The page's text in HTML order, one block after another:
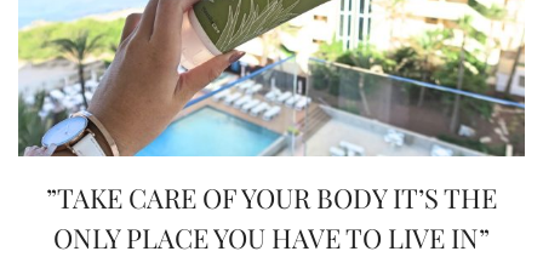
”TAKE CARE OF YOUR BODY IT’S THE
ONLY PLACE YOU HAVE TO LIVE IN”